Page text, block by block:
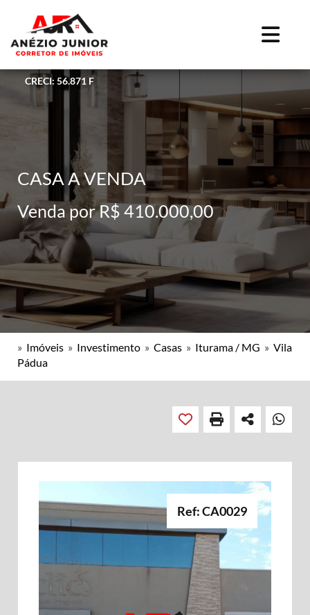
CRECI: 56.871 F
CASA A VENDA
Venda por R$ 410.000,00
» Imóveis » Investimento » Casas » Iturama / MG » Vila
Pádua
Ref: CA0029